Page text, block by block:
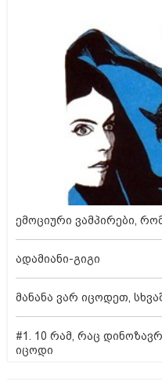
ემოციური ვამპირები,
ადამიანი-გიგი
მანანა ვარ იცოდეთ,
#1. 10 რამ, რაც
იცოდი